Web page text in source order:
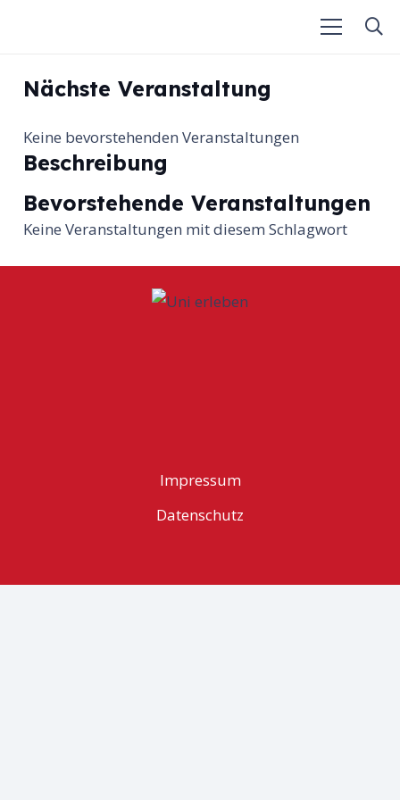
Nächste Veranstaltung
Keine bevorstehenden Veranstaltungen
Beschreibung
Bevorstehende Veranstaltungen
Keine Veranstaltungen mit diesem Schlagwort
Impressum
Datenschutz